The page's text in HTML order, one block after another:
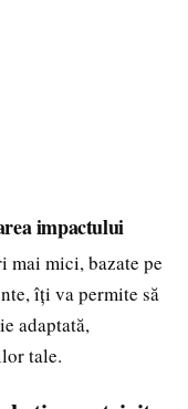
impactului
mai mici, bazate pe
îți va permite să
adaptată,
tale.